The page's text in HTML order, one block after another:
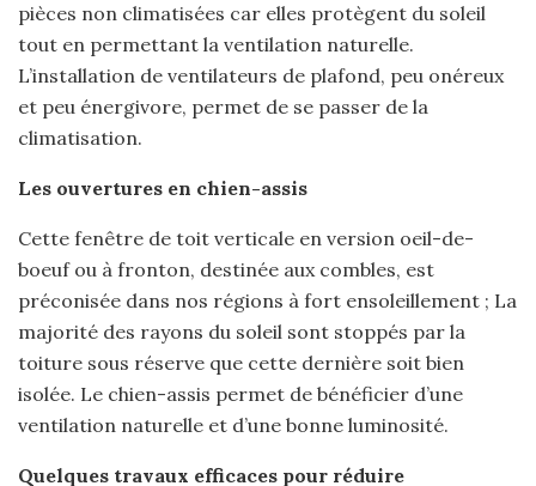
pièces non climatisées car elles protègent du soleil
tout en permettant la ventilation naturelle.
L’installation de ventilateurs de plafond, peu onéreux
et peu énergivore, permet de se passer de la
climatisation.
Les ouvertures en chien-assis
Cette fenêtre de toit verticale en version oeil-de-
boeuf ou à fronton, destinée aux combles, est
préconisée dans nos régions à fort ensoleillement ; La
majorité des rayons du soleil sont stoppés par la
toiture sous réserve que cette dernière soit bien
isolée. Le chien-assis permet de bénéficier d’une
ventilation naturelle et d’une bonne luminosité.
Quelques travaux efficaces pour réduire